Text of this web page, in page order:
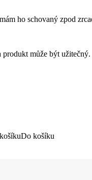
ho schovaný zpod
produkt může být užitečný.
Do košíku